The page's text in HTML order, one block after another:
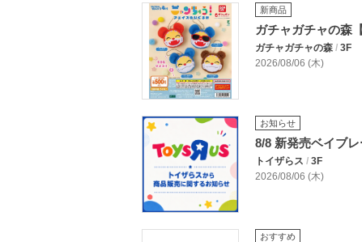
新商品
ガチャガチャの森
ガチャガチャの森 / 3F
2026/08/06 (木)
お知らせ
8/8 新発売ベイブ
トイザらス / 3F
2026/08/06 (木)
おすすめ